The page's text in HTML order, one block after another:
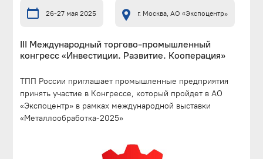
26-27 мая 2025 г. Москва, АО «Экспоцентр»
III Международный торгово-промышленный
конгресс «Инвестиции. Развитие. Кооперация»
ТПП России приглашает промышленные предприятия
принять участие в Конгрессе, который пройдет в АО
«Экспоцентр» в рамках международной выставки
«Металлообработка-2025»